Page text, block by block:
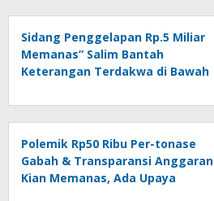
Sidang Penggelapan Rp.5 Miliar
Memanas” Salim Bantah
Keterangan Terdakwa di Bawah
Polemik Rp50 Ribu Per-tonase
Gabah & Transparansi Anggaran
Kian Memanas, Ada Upaya